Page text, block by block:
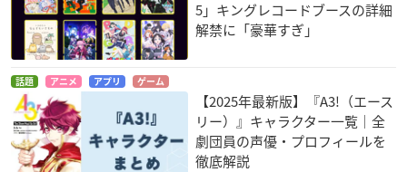
5」キングレコードブースの詳細
解禁に「豪華すぎ」
話題 アニメ アプリ ゲーム
【2025年最新版】『A3!（エース
リー）』キャラクター一覧｜全
劇団員の声優・プロフィールを
徹底解説